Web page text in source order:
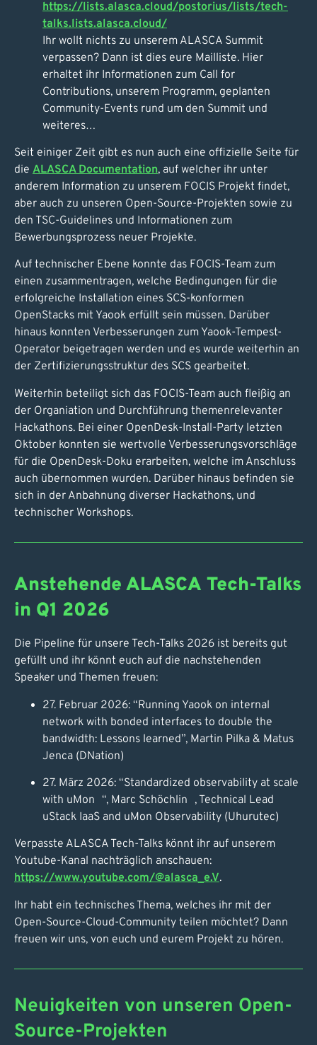
https://lists.alasca.cloud/postorius/lists/tech-
talks.lists.alasca.cloud/
Ihr wollt nichts zu unserem ALASCA Summit
verpassen? Dann ist dies eure Mailliste. Hier
erhaltet ihr Informationen zum Call for
Contributions, unserem Programm, geplanten
Community-Events rund um den Summit und
weiteres…
Seit einiger Zeit gibt es nun auch eine offizielle Seite für
die ALASCA Documentation, auf welcher ihr unter
anderem Information zu unserem FOCIS Projekt findet,
aber auch zu unseren Open-Source-Projekten sowie zu
den TSC-Guidelines und Informationen zum
Bewerbungsprozess neuer Projekte.
Auf technischer Ebene konnte das FOCIS-Team zum
einen zusammentragen, welche Bedingungen für die
erfolgreiche Installation eines SCS-konformen
OpenStacks mit Yaook erfüllt sein müssen. Darüber
hinaus konnten Verbesserungen zum Yaook-Tempest-
Operator beigetragen werden und es wurde weiterhin an
der Zertifizierungsstruktur des SCS gearbeitet.
Weiterhin beteiligt sich das FOCIS-Team auch fleißig an
der Organiation und Durchführung themenrelevanter
Hackathons. Bei einer OpenDesk-Install-Party letzten
Oktober konnten sie wertvolle Verbesserungsvorschläge
für die OpenDesk-Doku erarbeiten, welche im Anschluss
auch übernommen wurden. Darüber hinaus befinden sie
sich in der Anbahnung diverser Hackathons, und
technischer Workshops.
Anstehende ALASCA Tech-Talks
in Q1 2026
Die Pipeline für unsere Tech-Talks 2026 ist bereits gut
gefüllt und ihr könnt euch auf die nachstehenden
Speaker und Themen freuen:
27. Februar 2026: “Running Yaook on internal
network with bonded interfaces to double the
bandwidth: Lessons learned”, Martin Pilka & Matus
Jenca (DNation)
27. März 2026: “Standardized observability at scale
with uMon “, Marc Schöchlin , Technical Lead
uStack IaaS and uMon Observability (Uhurutec)
Verpasste ALASCA Tech-Talks könnt ihr auf unserem
Youtube-Kanal nachträglich anschauen:
https://www.youtube.com/@alasca_e.V.
Ihr habt ein technisches Thema, welches ihr mit der
Open-Source-Cloud-Community teilen möchtet? Dann
freuen wir uns, von euch und eurem Projekt zu hören.
Neuigkeiten von unseren Open-
Source-Projekten